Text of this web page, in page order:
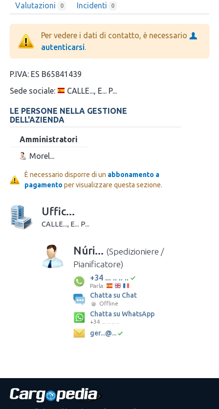
Valutazioni 0 Incidenti 0
Per vedere i dati di contatto, è necessario
autenticarsi
P.IVA: ES B65841439
Sede sociale:
CALLE..., E... P...
LE PERSONE NELLA GESTIONE
DELL'AZIENDA
Amministratori
Morel...
È necessario disporre di un abbonamento a
pagamento per visualizzare questa sezione.
Uffic...
CALLE..., E... P...
Núri... (Spedizioniere /
Pianificatore)
+34 ... .. .. ..
Parla:
Chatta su Chat
Offline
Chatta su WhatsApp
+34 ... .. .. ..
ger...@...